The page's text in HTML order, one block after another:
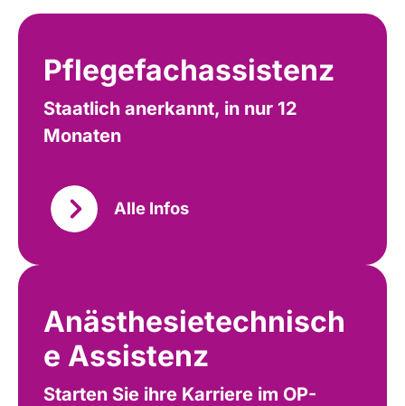
Pflegefachassistenz
Staatlich anerkannt, in nur 12
Monaten
Alle Infos
Anästhesietechnisch
e Assistenz
Starten Sie ihre Karriere im OP-